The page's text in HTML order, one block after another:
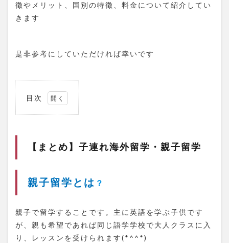
徴やメリット、国別の特徴、料金について紹介してい
きます
是非参考にしていただければ幸いです
目次
子連
学・
親子
1.1
親子
留学
と
【まとめ】子連れ海外留学・親子留学
親子留学とは ？
親子で留学することです。主に英語を学ぶ子供です
が、親も希望であれば同じ語学学校で大人クラスに入
り、レッスンを受けられます(*^^*)